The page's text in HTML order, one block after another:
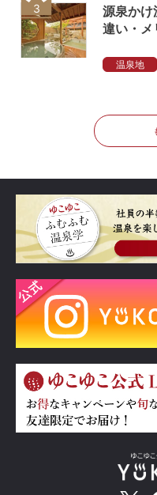
3
源泉かけ
違い・メ
温泉地